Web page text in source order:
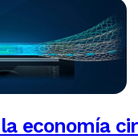
economía